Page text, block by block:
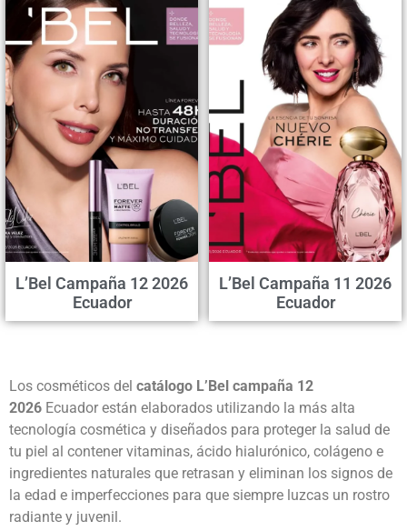
L’Bel Campaña 12 2026
Ecuador
L’Bel Campaña 11 2026
Ecuador
Los cosméticos del catálogo L’Bel campaña 12
2026 Ecuador están elaborados utilizando la más alta
tecnología cosmética y diseñados para proteger la salud de
tu piel al contener vitaminas, ácido hialurónico, colágeno e
ingredientes naturales que retrasan y eliminan los signos de
la edad e imperfecciones para que siempre luzcas un rostro
radiante y juvenil.